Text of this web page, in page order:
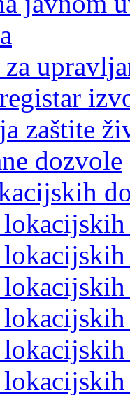
zaštite
dozvole